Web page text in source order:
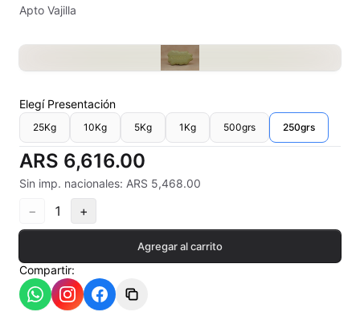
Conos pirometricos Orton
Contramoldes
Crisoles refractarios
Engobes
Esmaltes Artisticos
Apto Vajilla
Elegí Presentación
25Kg 10Kg 5Kg 1Kg 500grs 250grs
ARS 6,616.00
Sin imp. nacionales: ARS 5,468.00
− 1 +
Agregar al carrito
Compartir: